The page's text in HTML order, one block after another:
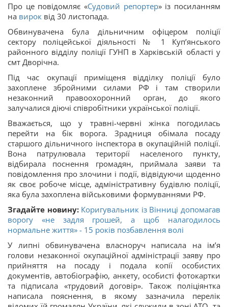
Про це повідомляє «Судовий репортер» із посиланням
на вирок від 30 листопада.
Обвинувачена була дільничним офіцером поліції
сектору поліцейської діяльності № 1 Купʼянського
районного відділу поліції ГУНП в Харківській області у
смт Дворічна.
Під час окупації приміщеня відділку поліції було
захоплене збройними силами РФ і там створили
незаконний правоохоронний орган, до якого
залучалися діючі співробітники української поліції.
Вважається, що у травні-червні жінка погодилась
перейти на бік ворога. Зрадниця обімала посаду
старшого дільничного інспектора в окупаційній поліції.
Вона патрулювала території населеного пункту,
відбирала поснення громадян, приймала заяви та
повідомлення про злочини і події, відвідуючи щоденно
як своє робоче місце, адміністративну будівлю поліції,
яка була захоплена військовими формуваннями РФ.
Згадайте новину: Коригувальник із Вінниці допомагав
ворогу «не задля грошей, а щоб налагодилось
нормальне життя» - 15 років позбавлення волі
У липні обвинувачена власноруч написала на імʼя
голови незаконної окупаційної адміністрації заяву про
прийняття на посаду і подала копії особистих
документів, автобіографію, анкету, особисті фотокартки
та підписала «трудовий договір». Також поліціянтка
написала пояснення, в якому зазначила перелік